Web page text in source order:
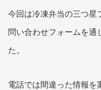
今回は冷凍弁当の三つ星
問い合わせフォームを通
た。
電話では間違った情報を